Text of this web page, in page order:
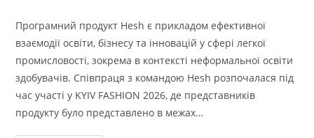
Програмний продукт Hesh є прикладом ефективної
взаємодії освіти, бізнесу та інновацій у сфері легкої
промисловості, зокрема в контексті неформальної освіти
здобувачів. Співпраця з командою Hesh розпочалася під
час участі у KYIV FASHION 2026, де представників
продукту було представлено в межах…